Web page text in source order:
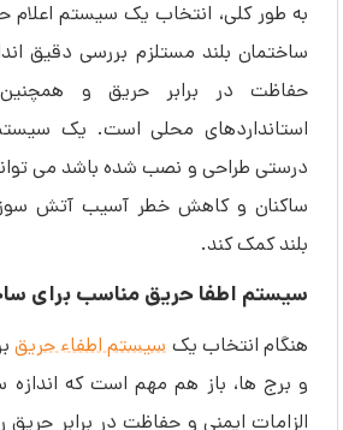
به طور کلی، انتخاب یک سیستم
ساختمان بلند مستلزم بررسی دقیق
حفاظت در برابر حریق و
استانداردهای محلی است. یک
درستی طراحی و نصب شده باشد می تواند
ساکنان و کاهش خطر آسیب آتش
بلند کمک کند.
سیستم اطفا حریق مناسب برای
هنگام انتخاب یک سیستم اطفاء حریق
و برج ها، باز هم مهم است که
الزامات ایمنی و حفاظت در برابر حریق